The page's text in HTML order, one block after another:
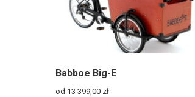
Babboe Big-E
od 13 399,00 zł